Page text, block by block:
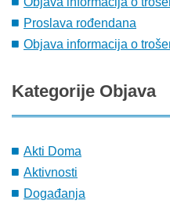
Proslava rođendana
Objava informacija o
Kategorije Objava
Akti Doma
Aktivnosti
Događanja